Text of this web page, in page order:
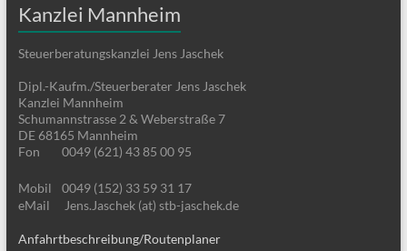
Kanzlei Mannheim
Steuerberatungskanzlei Jens Jaschek
Dipl.-Kaufm./Steuerberater Jens Jaschek
Kanzlei Mannheim
Schumannstrasse 2 & Weberstraße 7
DE 68165 Mannheim
Fon
0049 (621) 43 85 00 95
Mobil
0049 (152) 33 59 31 17
eMail
Jens.Jaschek (at) stb-jaschek.de
Anfahrtbeschreibung/Routenplaner